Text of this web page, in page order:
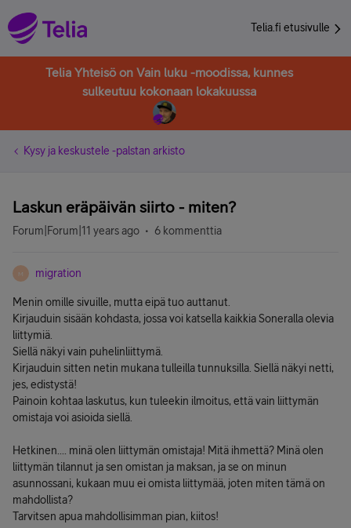
Telia.fi etusivulle
Telia Yhteisö on Vain luku -moodissa, kunnes
sulkeutuu kokonaan lokakuussa
Kysy ja keskustele -palstan arkisto
Laskun eräpäivän siirto - miten?
Forum|Forum|11 years ago 6 kommenttia
M migration
Menin omille sivuille, mutta eipä tuo auttanut.
Kirjauduin sisään kohdasta, jossa voi katsella kaikkia Soneralla olevia
liittymiä.
Siellä näkyi vain puhelinliittymä.
Kirjauduin sitten netin mukana tulleilla tunnuksilla. Siellä näkyi netti,
jes, edistystä!
Painoin kohtaa laskutus, kun tuleekin ilmoitus, että vain liittymän
omistaja voi asioida siellä.
Hetkinen.... minä olen liittymän omistaja! Mitä ihmettä? Minä olen
liittymän tilannut ja sen omistan ja maksan, ja se on minun
asunnossani, kukaan muu ei omista liittymää, joten miten tämä on
mahdollista?
Tarvitsen apua mahdollisimman pian, kiitos!